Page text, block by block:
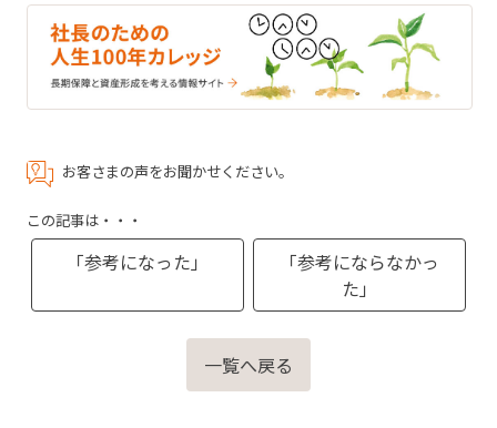
お客さまの声をお聞かせください。
この記事は・・・
「参考になった」
「参考にならなかっ
た」
一覧へ戻る